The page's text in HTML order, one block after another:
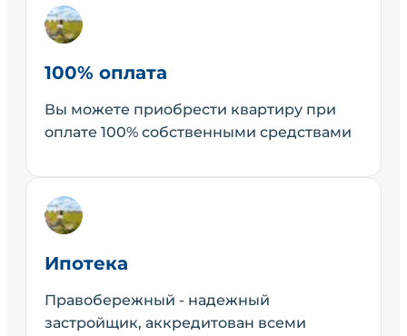
100% оплата
Вы можете приобрести квартиру при
оплате 100% собственными средствами
Ипотека
Правобережный - надежный
застройщик, аккредитован всеми